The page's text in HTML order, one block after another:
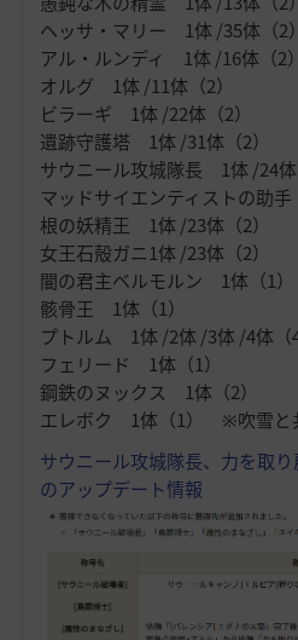
ヘッサ・マリー 1体 /35体（2）
アル・ルンディ 1体 /16体（2）
オルグ 1体 /11体（2）
ビラーギ 1体 /22体（2）
遺跡守護塔 1体 /31体（2）
サウニール攻城隊長 1体 /24体
マッドサイエンティストの助
根の妖精王 1体 /23体（2）
女王石殻ガニ1体 /23体（2）
闇の君主ベルモルン 1体（1）
骸骨王 1体（1）
プトルム 1体 /2体 /3体 /4体（4
フェリード 1体（1）
鋼鉄のヌックス 1体（2）
エレボク 1体（1） ※吹雪と
サウニール攻城隊長、力を取
のアップデート情報